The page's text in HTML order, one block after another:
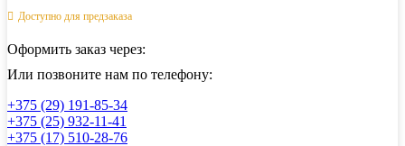
шарнир.
обжим
для
АРТ
8276
M6
Доступно для предзаказа
Оформить заказ через:
Или позвоните нам по телефону:
+375 (29) 191-85-34
+375 (25) 932-11-41
+375 (17) 510-28-76